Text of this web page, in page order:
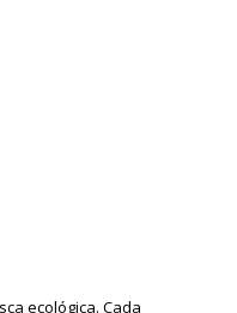
ecológica. Cada